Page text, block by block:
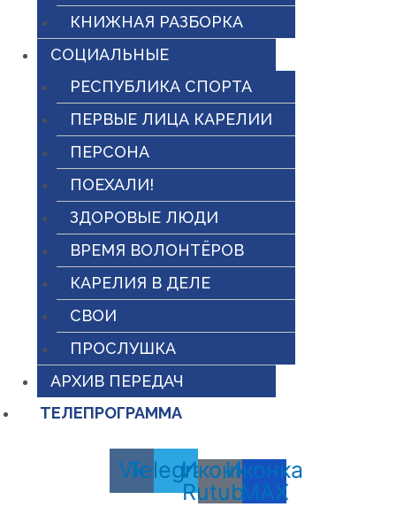
КНИЖНАЯ РАЗБОРКА
СОЦИАЛЬНЫЕ
РЕСПУБЛИКА СПОРТА
ПЕРВЫЕ ЛИЦА КАРЕЛИИ
ПЕРСОНА
ПОЕХАЛИ!
ЗДОРОВЫЕ ЛЮДИ
ВРЕМЯ ВОЛОНТЁРОВ
КАРЕЛИЯ В ДЕЛЕ
СВОИ
ПРОСЛУШКА
АРХИВ ПЕРЕДАЧ
ТЕЛЕПРОГРАММА
Vk
Telegram
Иконка
Rutube
Иконка
MAX